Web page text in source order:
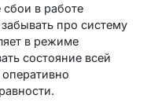
в работе
про систему
в режиме
состояние всей